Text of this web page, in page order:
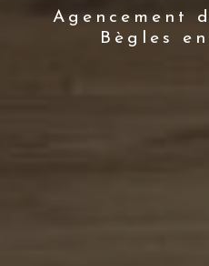
Agencement
Bègles